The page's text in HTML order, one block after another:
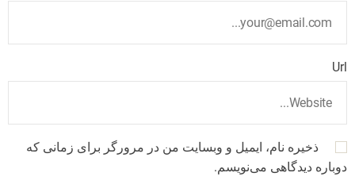
Url
ذخیره نام، ایمیل و وبسایت من در مرورگر برای زمانی که
دوباره دیدگاهی می‌نویسم.